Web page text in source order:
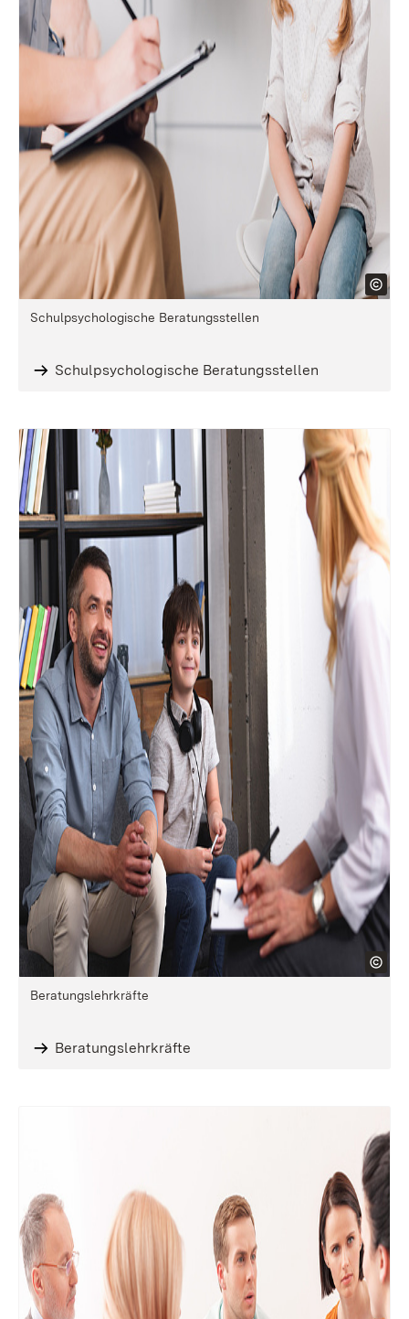
Schulpsychologische Beratungsstellen
Schulpsychologische Beratungsstellen
Beratungslehrkräfte
Beratungslehrkräfte